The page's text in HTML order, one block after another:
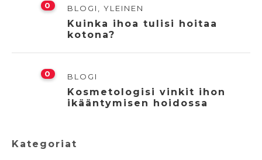
0 BLOGI YLEINEN
Kuinka ihoa tulisi hoitaa
kotona?
0 BLOGI
Kosmetologisi vinkit ihon
ikääntymisen hoidossa
Kategoriat